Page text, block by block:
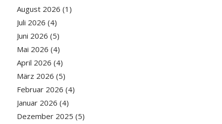
August 2026 (1)
Juli 2026 (4)
Juni 2026 (5)
Mai 2026 (4)
April 2026 (4)
März 2026 (5)
Februar 2026 (4)
Januar 2026 (4)
Dezember 2025 (5)